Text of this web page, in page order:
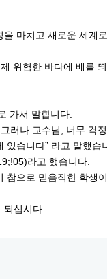
마치고 새로운 세계
위험한 바다에 배를
가서 말합니다.
러나 교수님, 너무 걱
습니다” 라고 말했습
라고 했습니다.
참으로 믿음직한 학생
십시다.